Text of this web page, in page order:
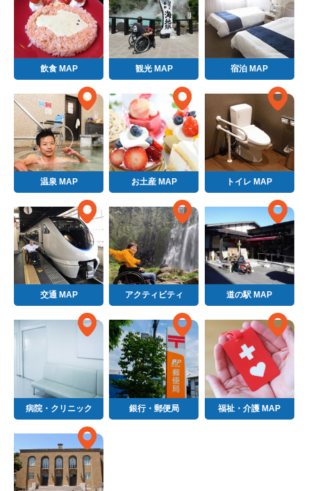
飲食 MAP 観光 MAP 宿泊 MAP
温泉 MAP お土産 MAP トイレ MAP
交通 MAP アクティビティ 道の駅 MAP
病院・クリニック 銀行・郵便局 福祉・介護 MAP